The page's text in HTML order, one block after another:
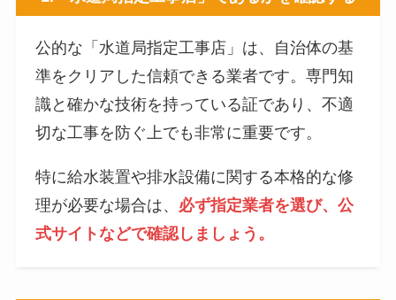
公的な「水道局指定工事店」は、自治体の基
準をクリアした信頼できる業者です。専門知
識と確かな技術を持っている証であり、不適
切な工事を防ぐ上でも非常に重要です。
特に給水装置や排水設備に関する本格的な修
理が必要な場合は、 必ず指定業者を選び、公
式サイトなどで確認しましょう。